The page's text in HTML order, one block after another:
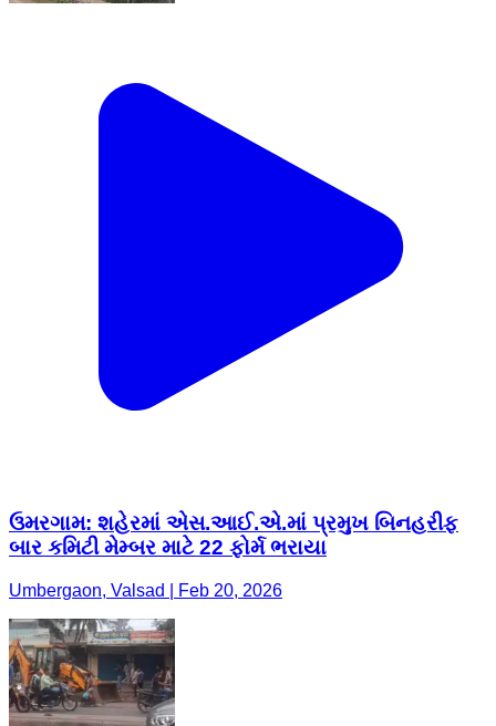
ઉમરગામ: શહેરમાં એસ.આઈ.એ.માં પ્રમુખ બિનહરીફ
બાર કમિટી મેમ્બર માટે 22 ફોર્મ ભરાયા
Umbergaon, Valsad | Feb 20, 2026